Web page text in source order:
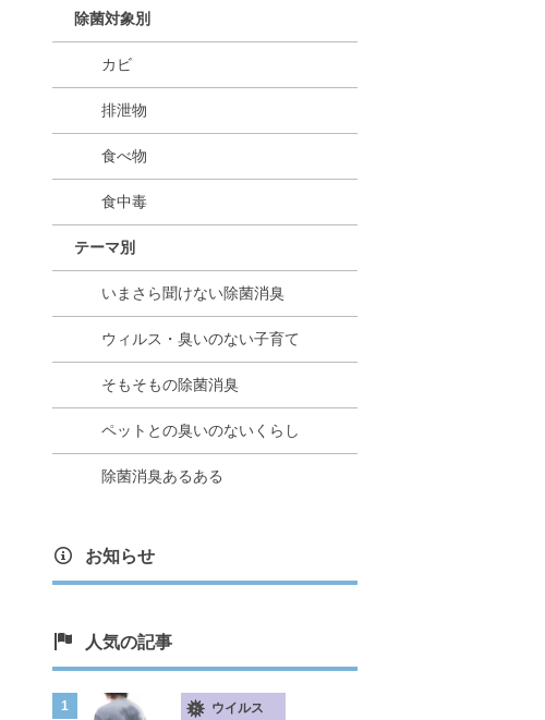
除菌対象別
カビ
排泄物
食べ物
食中毒
テーマ別
いまさら聞けない除菌消臭
ウィルス・臭いのない子育て
そもそもの除菌消臭
ペットとの臭いのないくらし
除菌消臭あるある
お知らせ
人気の記事
ウイルス